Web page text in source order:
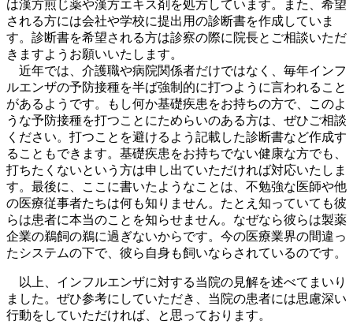
は漢方煎じ薬や漢方エキス剤を処方しています。また、希望
される方には会社や学校に提出用の診断書を作成していま
す。診断書を希望される方は診察の際に院長とご相談いただ
きますようお願いいたします。
近年では、介護職や病院関係者だけではなく、毎年インフ
ルエンザの予防接種を半ば強制的に打つように言われること
があるようです。もし何か基礎疾患をお持ちの方で、このよ
うな予防接種を打つことにためらいのある方は、ぜひご相談
ください。打つことを避けるよう記載した診断書など作成す
ることもできます。基礎疾患をお持ちでない健康な方でも、
打ちたくないという方は申し出ていただければ対応いたしま
す。最後に、ここに書いたようなことは、不勉強な医師や他
の医療従事者たちは何も知りません。たとえ知っていても彼
らは患者に本当のことを知らせません。なぜなら彼らは製薬
企業の鵜飼の鵜に過ぎないからです。今の医療業界の間違っ
たシステムの下で、彼ら自身も飼いならされているのです。
以上、インフルエンザに対する当院の見解を述べてまいり
ました。ぜひ参考にしていただき、当院の患者には思慮深い
行動をしていただければ、と思っております。